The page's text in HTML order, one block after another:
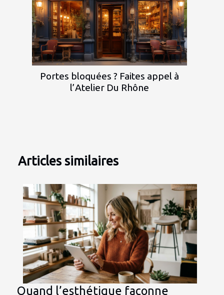
Portes bloquées ? Faites appel à
l’Atelier Du Rhône
Articles similaires
Quand l’esthétique façonne